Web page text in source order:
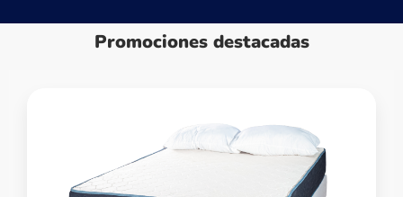
Promociones destacadas